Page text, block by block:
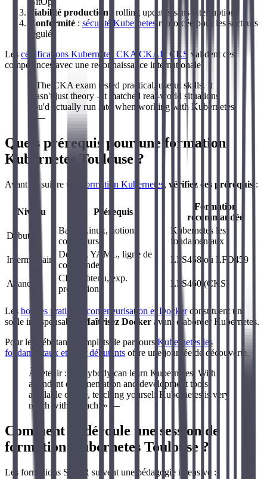
Fiabilité production : rolling updates sans interruption
Conformité : sécurité Kubernetes renforcée pour les secteurs
régulés
Les certifications Kubernetes CKA CKAD CKS valident ces
compétences avec une reconnaissance internationale.
« The CKA exam tested practical, useful skills. It
wasn't just theory - it matched real-world situations
you'd actually run into when working with Kubernetes.
» —
Quels prérequis pour une formation
Kubernetes Toulouse ?
Avant de suivre une formation Kubernetes , vérifiez ces prérequis :
Niveau Prérequis
Formation
recommandée
Débutant
Bases Linux, notions
conteneurs
Kubernetes les
fondamentaux
Intermédiaire
Docker, YAML, ligne de
commande
LFS458 ou LFD459
Avancé
CKA obtenu, exp.
production
LFS460 (CKS)
Les bonnes pratiques conteneurisation et Dockerconstituent un
socle indispensable.
Maîtrisez Docker avant d'aborder Kubernetes.
Pour les débutants complets, le parcours Kubernetes les
fondamentaux et pour débutants offre une journée de découverte.
À retenir : « Anybody can learn Kubernetes. With
abundant documentation and development tools
available online, teaching yourself Kubernetes is very
much within reach. » —
Comment se déroule une session de
formation Kubernetes Toulouse ?
Les formations SFEIR suivent une pédagogie intensive :